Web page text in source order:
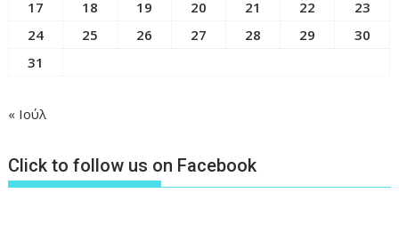
17
18 19 20 21 22
23
24
25 26 27 28 29
30
31
« Ιούλ
Click to follow us on Facebook